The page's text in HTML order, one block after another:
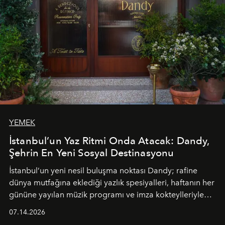
YEMEK
İstanbul’un Yaz Ritmi Onda Atacak: Dandy,
Şehrin En Yeni Sosyal Destinasyonu
İstanbul’un yeni nesil buluşma noktası Dandy; rafine
dünya mutfağına eklediği yazlık spesiyalleri, haftanın her
gününe yayılan müzik programı ve imza kokteylleriyle
07.14.2026